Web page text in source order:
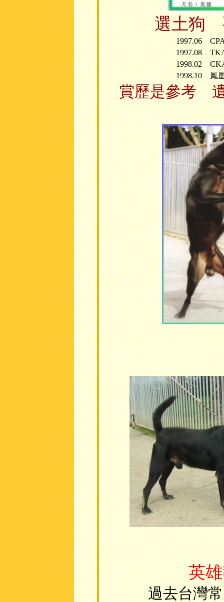
選土狗
1997.06
1997.08
1998.02
1998.10 鳳
賞歷是參考
英
過去台灣常